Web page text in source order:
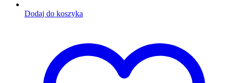
Dodaj do koszyka